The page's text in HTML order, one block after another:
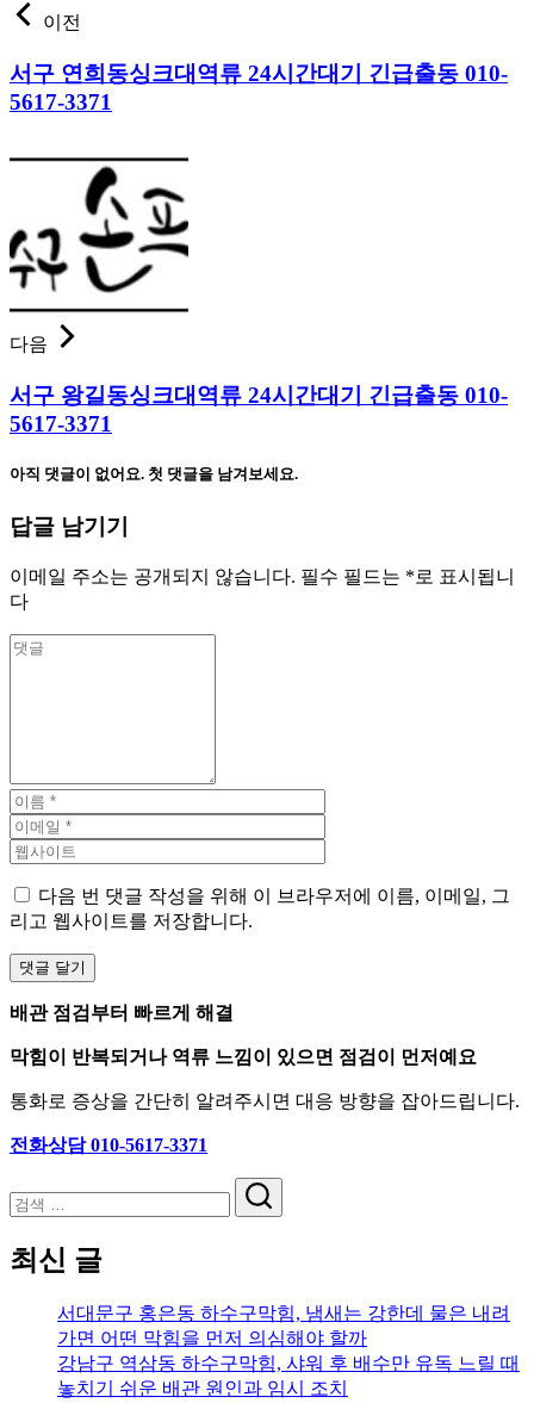
이전
서구 연희동싱크대역류 24시간대기 긴급출동 010-
5617-3371
다음
서구 왕길동싱크대역류 24시간대기 긴급출동 010-
5617-3371
아직 댓글이 없어요. 첫 댓글을 남겨보세요.
답글 남기기
이메일 주소는 공개되지 않습니다. 필수 필드는 *로 표시됩니
다
다음 번 댓글 작성을 위해 이 브라우저에 이름, 이메일, 그
리고 웹사이트를 저장합니다.
배관 점검부터 빠르게 해결
막힘이 반복되거나 역류 느낌이 있으면 점검이 먼저예요
통화로 증상을 간단히 알려주시면 대응 방향을 잡아드립니다.
전화상담 010-5617-3371
검
최신 글
서대문구 홍은동 하수구막힘, 냄새는 강한데 물은 내려
가면 어떤 막힘을 먼저 의심해야 할까
강남구 역삼동 하수구막힘, 샤워 후 배수만 유독 느릴 때
놓치기 쉬운 배관 원인과 임시 조치